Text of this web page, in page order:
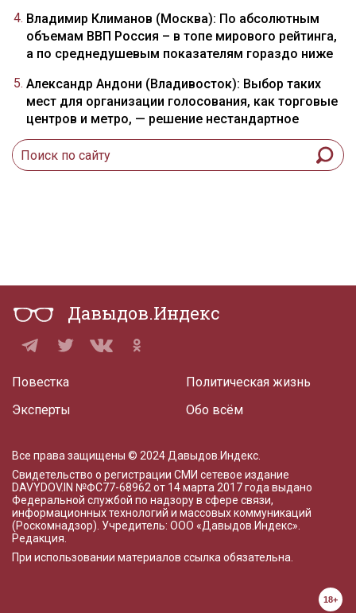
Владимир Климанов (Москва): По абсолютным
объемам ВВП Россия – в топе мирового рейтинга,
а по среднедушевым показателям гораздо ниже
Александр Андони (Владивосток): Выбор таких
мест для организации голосования, как торговые
центров и метро, — решение нестандартное
Давыдов.Индекс
Повестка
Эксперты
Политическая жизнь
Обо всём
Все права защищены © 2024 Давыдов.Индекс.
Свидетельство о регистрации СМИ сетевое издание
DAVYDOV.IN №ФС77-68962 от 14 марта 2017 года выдано
Федеральной службой по надзору в сфере связи,
информационных технологий и массовых коммуникаций
(Роскомнадзор). Учредитель: ООО «Давыдов.Индекс».
Редакция
При использовании материалов ссылка обязательна.
18+